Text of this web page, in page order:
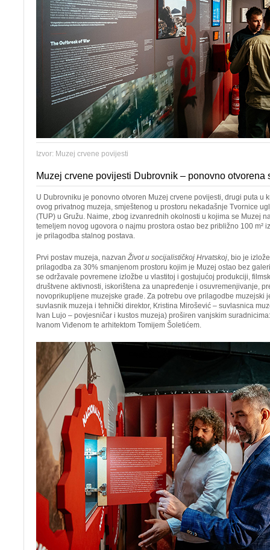
Izvor: Muzej crvene povijesti
Muzej crvene povijesti Dubrovnik – ponovno otvorena
U Dubrovniku je ponovno otvoren Muzej crvene povijesti, drugi puta u
ovog privatnog muzeja, smještenog u prostoru nekadašnje Tvornice
(TUP) u Gružu. Naime, zbog izvanrednih okolnosti u kojima se Muzej
temeljem novog ugovora o najmu prostora ostao bez približno 100 m²
je prilagodba stalnog postava.
Prvi postav muzeja, nazvan Život u socijalističkoj Hrvatskoj, bio je
prilagodba za 30% smanjenom prostoru kojim je Muzej ostao bez
se održavale povremene izložbe u vlastitoj i gostujućoj produkciji,
društvene aktivnosti, iskorištena za unapređenje i osuvremenjivanje,
novoprikupljene muzejske građe. Za potrebu ove prilagodbe muzejski
suvlasnik muzeja i tehnički direktor, Kristina Mirošević – suvlasnica
Ivan Lujo – povjesničar i kustos muzeja) proširen vanjskim
Ivanom Viđenom te arhitektom Tomijem Šoletićem.